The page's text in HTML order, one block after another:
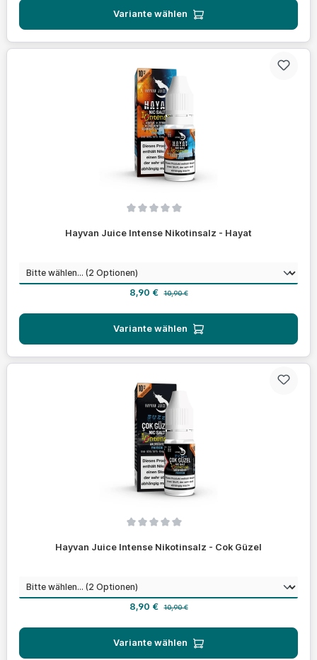
Variante wählen
Hayvan Juice Intense Nikotinsalz - Hayat
Nikotinstärkeauswählen
Verkaufspreis:
8,90 € 10,90 €
Variante wählen
Hayvan Juice Intense Nikotinsalz - Cok Güzel
Nikotinstärkeauswählen
Verkaufspreis:
8,90 € Regulärer Preis:
10,90 €
Variante wählen